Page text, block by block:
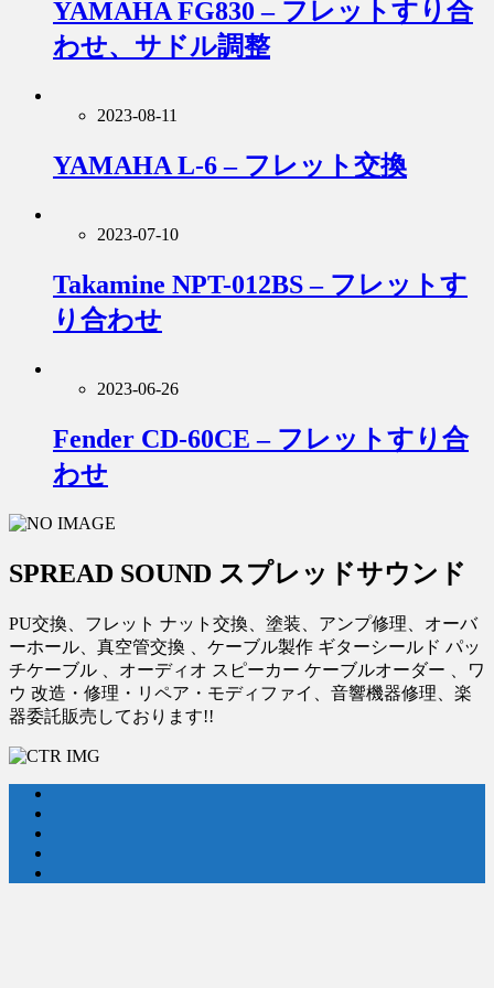
YAMAHA FG830 – フレットすり合
わせ、サドル調整
2023-08-11
YAMAHA L-6 – フレット交換
2023-07-10
Takamine NPT-012BS – フレットす
り合わせ
2023-06-26
Fender CD-60CE – フレットすり合
わせ
SPREAD SOUND スプレッドサウンド
PU交換、フレット ナット交換、塗装、アンプ修理、オーバ
ーホール、真空管交換 、ケーブル製作 ギターシールド パッ
チケーブル 、オーディオ スピーカー ケーブルオーダー 、ワ
ウ 改造・修理・リペア・モディファイ、音響機器修理、楽
器委託販売しております!!